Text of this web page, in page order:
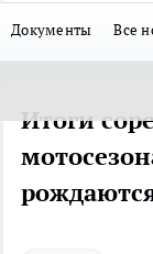
Документы Все
Итоги